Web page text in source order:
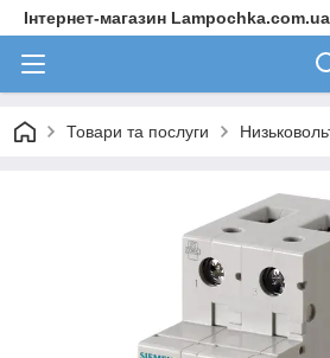
Інтернет-магазин Lampochka.com.ua
Товари та послуги